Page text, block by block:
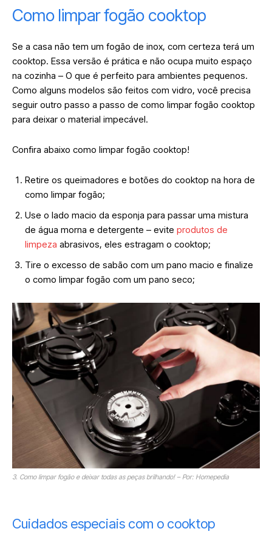
Como limpar fogão cooktop
Se a casa não tem um fogão de inox, com certeza terá um
cooktop. Essa versão é prática e não ocupa muito espaço
na cozinha – O que é perfeito para ambientes pequenos.
Como alguns modelos são feitos com vidro, você precisa
seguir outro passo a passo de como limpar fogão cooktop
para deixar o material impecável.
Confira abaixo como limpar fogão cooktop!
Retire os queimadores e botões do cooktop na hora de
como limpar fogão;
Use o lado macio da esponja para passar uma mistura
de água morna e detergente – evite produtos de
limpeza abrasivos, eles estragam o cooktop;
Tire o excesso de sabão com um pano macio e finalize
o como limpar fogão com um pano seco;
3. Como limpar fogão e deixar todas as peças brilhando! – Por: Homepedia
Cuidados especiais com o cooktop